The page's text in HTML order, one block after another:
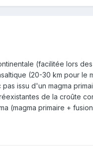
(facilitée lors
(20-30 km pour le
issu d'un magma
de la croûte
(magma primaire +